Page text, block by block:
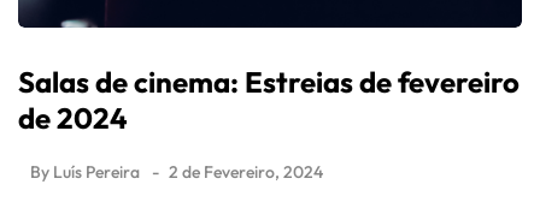
Salas de cinema: Estreias de fevereiro
de 2024
By Luís Pereira 2 de Fevereiro, 2024